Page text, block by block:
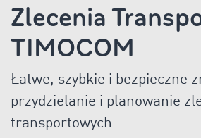
Zlecenia
TIMOCOM
Łatwe, szybkie i bezpieczne
przydzielanie i planowanie
transportowych